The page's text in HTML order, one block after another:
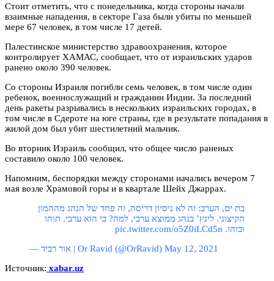
Стоит отметить, что с понедельника, когда стороны начали
взаимные нападения, в секторе Газа были убиты по меньшей
мере 67 человек, в том числе 17 детей.
Палестинское министерство здравоохранения, которое
контролирует ХАМАС, сообщает, что от израильских ударов
ранено около 390 человек.
Со стороны Израиля погибли семь человек, в том числе один
ребенок, военнослужащий и гражданин Индии. За последний
день ракеты разрывались в нескольких израильских городах, в
том числе в Сдероте на юге страны, где в результате попадания в
жилой дом был убит шестилетний мальчик.
Во вторник Израиль сообщил, что общее число раненых
составило около 100 человек.
Напомним, беспорядки между сторонами начались вечером 7
мая возле Храмовой горы и в квартале Шейх Джаррах.
בת ים, הערב: זה לא ניסיון דריסה, זה פחד של הנהג מההמון
הקיצוני. לינץ’ בנהג ממוצא ערבי, למה? כי הוא ערבי. תוהו
ובוהו. pic.twitter.com/o5Z0iLCd5n
— אור רביד | Or Ravid (@OrRavid) May 12, 2021
Источник: xabar.uz